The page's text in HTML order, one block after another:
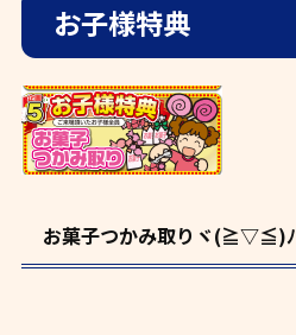
お子様特典
お菓子つかみ取りヾ(≧▽≦)ﾉ